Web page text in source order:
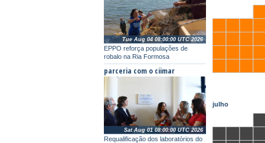
EPPO reforça populações de
robalo na Ria Formosa
Tue Aug 04 08:00:00 UTC 2026
parceria com o ciimar
Requalificação dos laboratórios do
Sat Aug 01 08:00:00 UTC 2026
julho